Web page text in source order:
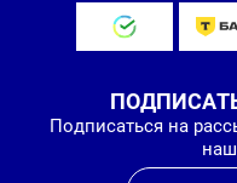
Подписаться на